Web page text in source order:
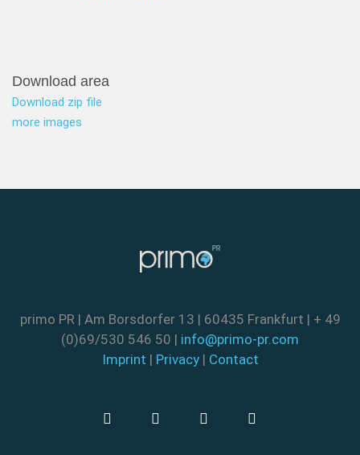
Download area
Download zip file
more images
primo PR | Am Borsdorfer 13 | 60435 Frankfurt | + 49
(0)69/530 546 50 | info@primo-pr.com
Imprint | Privacy| Contact